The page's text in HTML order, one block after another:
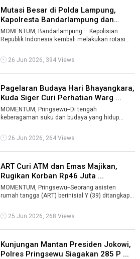
Mutasi Besar di Polda Lampung,
Kapolresta Bandarlampung dan
Enam ...
MOMENTUM, Bandarlampung – Kepolisian
Republik Indonesia kembali melakukan rotasi
26 Jun 2026, 394 Views
Pagelaran Budaya Hari Bhayangkara,
Kuda Siger Curi Perhatian Warg ...
MOMENTUM, Pringsewu--Di tengah
keberagaman suku dan budaya yang hidup
sebuah karya ...
26 Jun 2026, 264 Views
ART Curi ATM dan Emas Majikan,
Rugikan Korban Rp46 Juta ...
MOMENTUM, Pringsewu--Seorang asisten
rumah tangga (ART) berinisial Y (39) ditangkap
25 Jun 2026, 268 Views
Kunjungan Mantan Presiden Jokowi,
Polres Pringsewu Siagakan 285 P ...